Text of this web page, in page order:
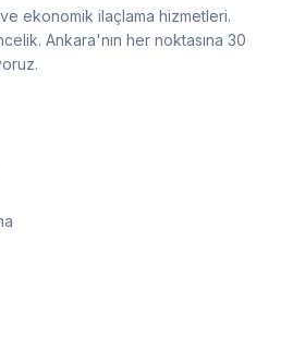
ekonomik ilaçlama hizmetleri.
Ankara'nın her noktasına 30